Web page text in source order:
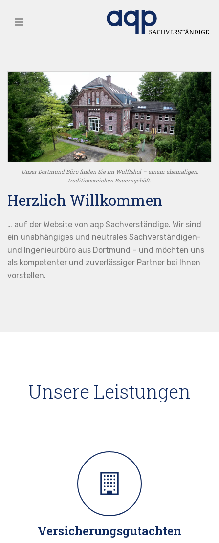
Unser Dortmund Büro finden Sie im Wulffshof – einem ehemaligen,
traditionsreichen Bauerngehöft.
Herzlich Willkommen
… auf der Website von aqp Sach­verständige. Wir sind
ein unab­hängiges und neutrales Sach­verständigen-
und Ingenieur­büro aus Dort­mund – und möchten uns
als kompe­tenter und zuverläs­siger Partner bei Ihnen
vorstellen.
Unsere Leistungen
Versicherungsgutachten